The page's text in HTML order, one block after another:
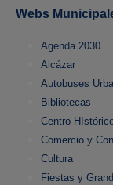
Webs
Agenda 2030
Alcázar
Autobuses
Bibliotecas
Centro
Comercio y
Cultura
Fiestas y